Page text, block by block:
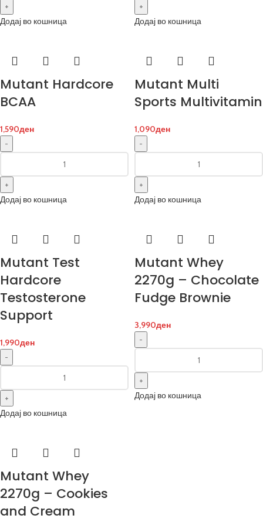
Додај во кошница Додај во кошница
Mutant Hardcore
BCAA
1,590ден
Додај во кошница
Mutant Multi
Sports Multivitamin
1,090ден
Додај во кошница
Mutant Test
Hardcore
Testosterone
Support
1,990ден
Додај во кошница
Mutant Whey
2270g – Chocolate
Fudge Brownie
3,990ден
Додај во кошница
Mutant Whey
2270g – Cookies
and Cream